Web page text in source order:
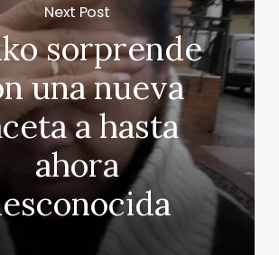
Next Post
sorprende
una nueva
a hasta
ahora